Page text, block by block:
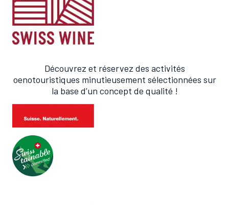
Découvrez et réservez des activités
oenotouristiques minutieusement sélectionnées sur
la base d’un concept de qualité !